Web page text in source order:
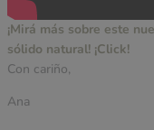
¡Mirá más sobre este
sólido natural! ¡Click!
Con cariño,
Ana